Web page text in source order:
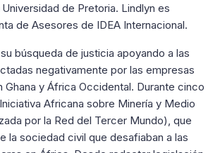
de Pretoria. Lindlyn es
de Asesores de IDEA Internacional.
búsqueda de justicia apoyando a las
negativamente por las empresas
Ghana y África Occidental. Durante cinco
Africana sobre Minería y Medio
por la Red del Tercer Mundo), que
la sociedad civil que desafiaban a las